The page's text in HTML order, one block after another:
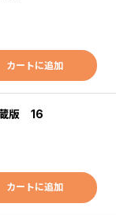
カートに追加
版 16
カートに追加